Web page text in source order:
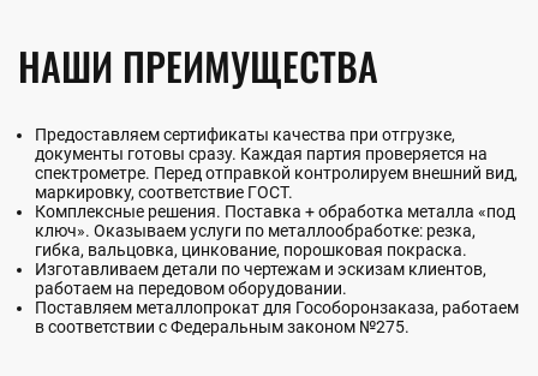
НАШИ ПРЕИМУЩЕСТВА
Предоставляем сертификаты качества при отгрузке,
документы готовы сразу. Каждая партия проверяется на
спектрометре. Перед отправкой контролируем внешний вид,
маркировку, соответствие ГОСТ.
Комплексные решения. Поставка + обработка металла «под
ключ». Оказываем услуги по металлообработке: резка,
гибка, вальцовка, цинкование, порошковая покраска.
Изготавливаем детали по чертежам и эскизам клиентов,
работаем на передовом оборудовании.
Поставляем металлопрокат для Гособоронзаказа, работаем
в соответствии с Федеральным законом №275.